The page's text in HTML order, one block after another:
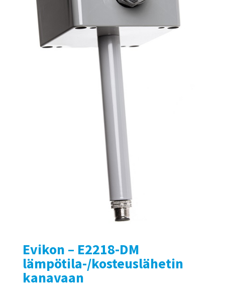
Evikon – E2218-DM
lämpötila-/kosteuslähetin
kanavaan